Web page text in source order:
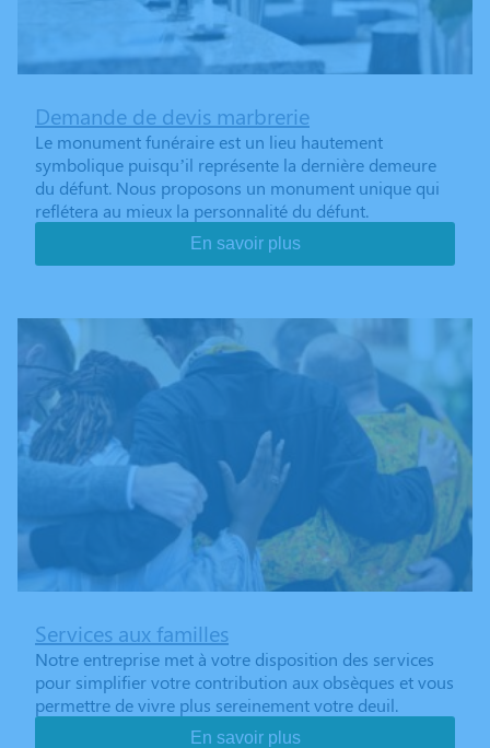
Demande de devis marbrerie
Le monument funéraire est un lieu hautement
symbolique puisqu’il représente la dernière demeure
du défunt. Nous proposons un monument unique qui
reflétera au mieux la personnalité du défunt.
En savoir plus
Services aux familles
Notre entreprise met à votre disposition des services
pour simplifier votre contribution aux obsèques et vous
permettre de vivre plus sereinement votre deuil.
En savoir plus